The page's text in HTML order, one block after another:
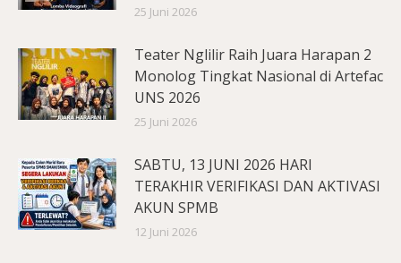
25 Juni 2026
Teater Nglilir Raih Juara Harapan 2
Monolog Tingkat Nasional di Artefac
UNS 2026
25 Juni 2026
SABTU, 13 JUNI 2026 HARI
TERAKHIR VERIFIKASI DAN AKTIVASI
AKUN SPMB
12 Juni 2026